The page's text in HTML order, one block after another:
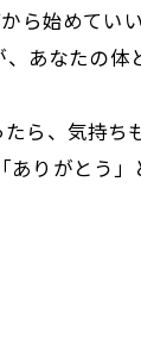
ら始めてい
あなたの体
ら、気持ち
りがとう」